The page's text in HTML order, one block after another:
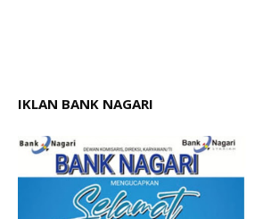
IKLAN BANK NAGARI